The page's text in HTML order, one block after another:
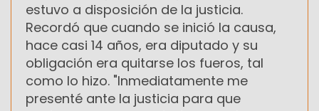
estuvo a disposición de la justicia.
Recordó que cuando se inició la causa,
hace casi 14 años, era diputado y su
obligación era quitarse los fueros, tal
como lo hizo. "Inmediatamente me
presenté ante la justicia para que